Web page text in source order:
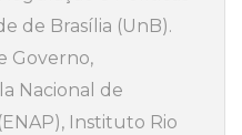
de Brasília (UnB).
Governo,
Nacional de
Instituto Rio